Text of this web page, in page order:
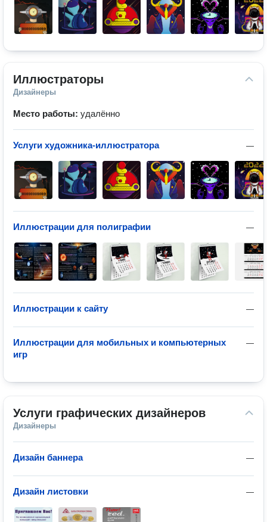
Иллюстраторы
Дизайнеры
Место работы: удалённо
—
Услуги художника-иллюстратора
—
Иллюстрации для полиграфии
—
Иллюстрации к сайту
—
Иллюстрации для мобильных и компьютерных
игр
Услуги графических дизайнеров
Дизайнеры
—
Дизайн баннера
—
Дизайн листовки